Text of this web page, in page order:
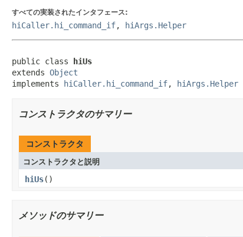
すべての実装されたインタフェース:
hiCaller.hi_command_if, hiArgs.Helper
public class hiUs
extends Object
implements hiCaller.hi_command_if, hiArgs.Helper
コンストラクタのサマリー
コンストラクタ
コンストラクタと説明
hiUs()
メソッドのサマリー